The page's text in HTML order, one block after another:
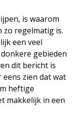
is waarom
regelmatig is.
een veel
gebieden
dit bericht is
zien dat wat
heftige
makkelijk in een